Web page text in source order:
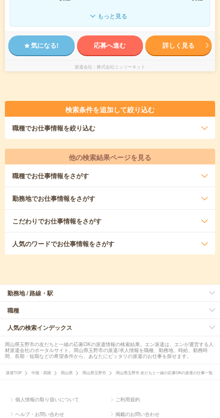
もっと見る
気になる! 応募へ進む 詳しく見る
派遣会社 株式会社ニッソーネット
検索条件を追加して絞り込む
職種でお仕事情報を絞り込む
他の検索結果ページを見る
職種でお仕事情報をさがす
勤務地でお仕事情報をさがす
こだわりでお仕事情報をさがす
人気のワードでお仕事情報をさがす
勤務地 / 路線・駅
職種
人気の検索インデックス
岡山県玉野市の友だちと一緒の応募OKの派遣情報の検索結果。エン派遣は、エンが運営する人
材派遣会社のポータルサイト。岡山県玉野市の派遣/求人情報を職種、勤務地、時給、勤務時
間、長期・短期などの希望条件から、あなたにピッタリの派遣のお仕事を探せます。
派遣TOP 中国・四国 岡山県 岡山県玉野市 岡山県玉野市 友だちと一緒の応募OKの派遣の仕事一覧
個人情報の取り扱いについて ご利用規約
ヘルプ・お問い合わせ 掲載のお問い合わせ